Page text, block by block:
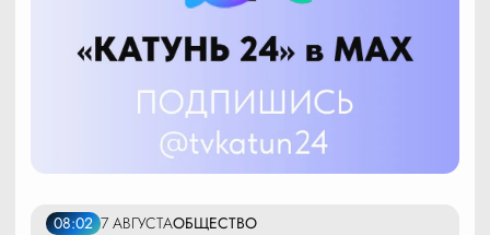
08:02 7 АВГУСТАОБЩЕСТВО